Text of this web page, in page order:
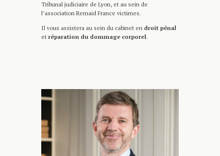
Tribunal judiciaire de Lyon, et au sein de
l’association Remaid France victimes.
Il vous assistera au sein du cabinet en droit pénal
et réparation du dommage corporel.